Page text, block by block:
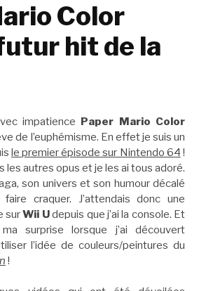
Color
hit de la
impatience Paper Mario Color
de l’euphémisme. En effet je suis un
le premier épisode sur Nintendo 64 !
les autres opus et je les ai tous adoré.
son univers et son humour décalé
craquer. J’attendais donc une
surWii Udepuis que j’ai la console. Et
surprise lorsque j’ai découvert
l’idée de couleurs/peintures du
!